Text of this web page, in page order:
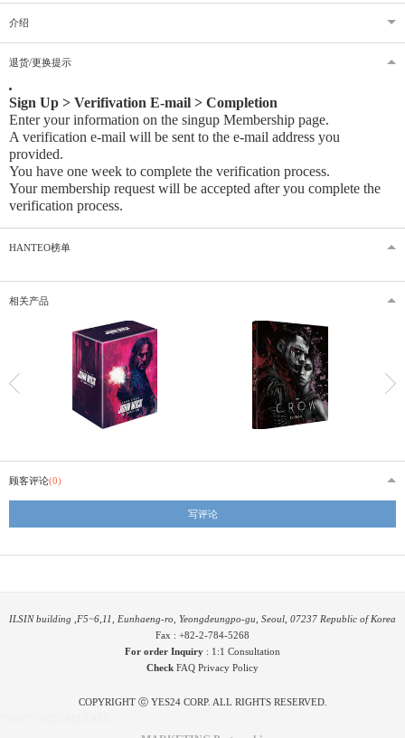
介绍
退货/更换提示
Sign Up > Verifivation E-mail > Completion
Enter your information on the singup Membership page.
A verification e-mail will be sent to the e-mail address you
provided.
You have one week to complete the verification process.
Your membership request will be accepted after you complete the
verification process.
HANTEO榜单
相关产品
顾客评论(0)
写评论
ILSIN building ,F5~6,11, Eunhaeng-ro, Yeongdeungpo-gu, Seoul, 07237 Republic of Korea
Fax : +82-2-784-5268
For order Inquiry : 1:1 Consultation
Check FAQ Privacy Policy
COPYRIGHT ⓒ YES24 CORP. ALL RIGHTS RESERVED.